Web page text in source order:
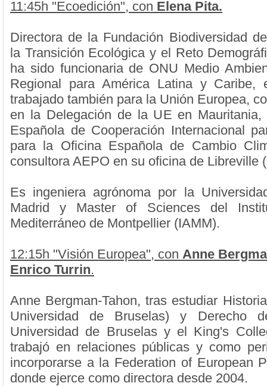
11:45h "Ecoedición", con Elena Pita.
Directora de la Fundación Biodiversidad
la Transición Ecológica y el Reto
ha sido funcionaria de ONU Medio
Regional para América Latina y Caribe,
trabajado también para la Unión Europea,
en la Delegación de la UE en Mauritania,
Española de Cooperación Internacional
para la Oficina Española de Cambio
consultora AEPO en su oficina de Libreville
Es ingeniera agrónoma por la
Madrid y Master of Sciences del
Mediterráneo de Montpellier (IAMM).
12:15h "Visión Europea", con Anne
Enrico Turrin.
Anne Bergman-Tahon, tras estudiar
Universidad de Bruselas) y Derecho
Universidad de Bruselas y el King's
trabajó en relaciones públicas y como
incorporarse a la Federation of European
donde ejerce como directora desde 2004.